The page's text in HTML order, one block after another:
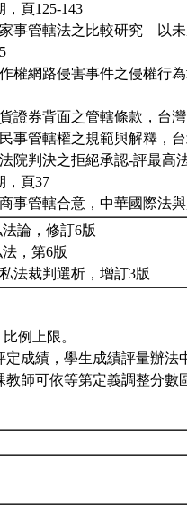
頁125-143
事管轄法之比較研究—以
權網路侵害事件之侵權行
證券背面之管轄條款，台
事管轄權之規範與解釋，
院判決之拒絕承認-評最高
，頁37
事管轄合意，中華國際法
論，修訂6版
，第6版
法裁判選析，增訂3版
例上限。
定成績，學生成績評量辦法
教師可依等第定義調整分數